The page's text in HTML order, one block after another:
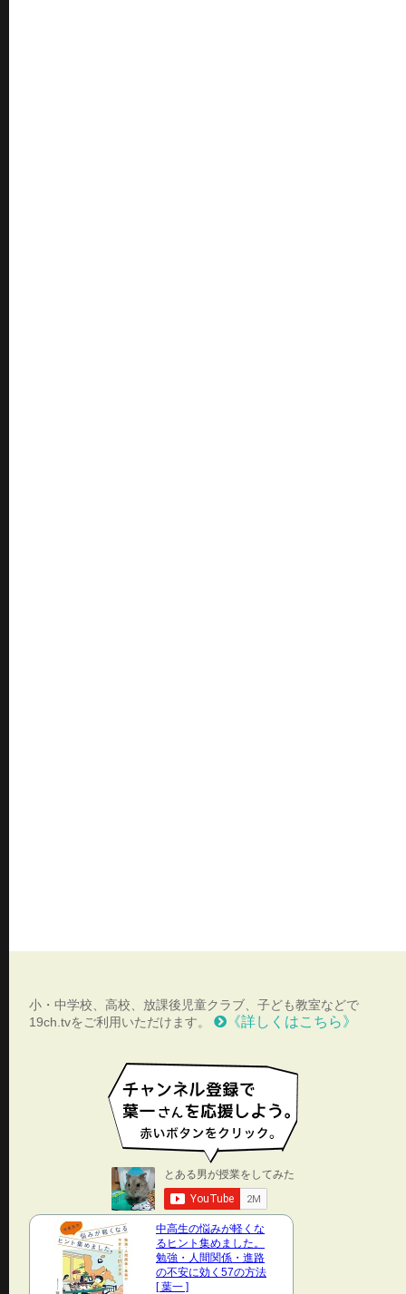
小・中学校、高校、放課後児童クラブ、子ども教室などで
19ch.tvをご利用いただけます。
《詳しくはこちら》
中高生の悩みが軽くな
るヒント集めました。
勉強・人間関係・進路
の不安に効く57の方法
[ 葉一 ]